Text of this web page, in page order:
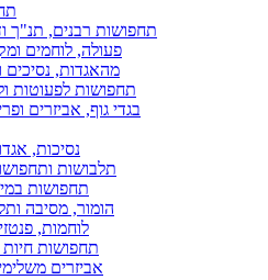
תחפושות רבנים, תנ"ך
פעולה, לוחמים
מהאגדות, נסיכים
תחפושות לפעוטות
בגדי גוף, אביזרים
נסיכות,
תלבושות
תחפושות
הומור, מסיבה
לוחמות,
תחפושות חיות
אביזרים